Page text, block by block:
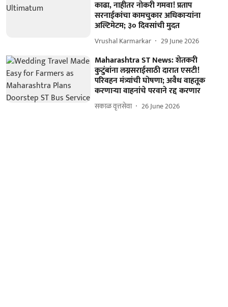
काढा, नाहीतर नोकरी गमवा! प्रताप
सरनाईकांचा कामचुकार अधिकाऱ्यांना
अल्टिमेटम; ३० दिवसांची मुदत
Vrushal Karmarkar 29 June 2026
Maharashtra ST News: शेतकरी
कुटुंबांना लग्नसराईसाठी दारात एसटी!
परिवहन मंत्र्यांची घोषणा; अवैध वाहतूक
करणाऱ्या वाहनांचे परवाने रद्द करणार
सकाळ वृत्तसेवा 26 June 2026